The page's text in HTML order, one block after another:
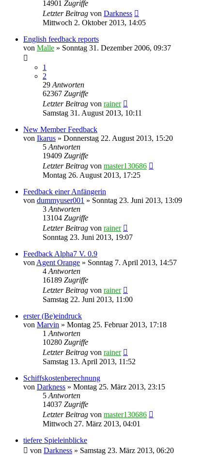
14901 Zugriffe
Letzter Beitrag von Darkness
Mittwoch 2. Oktober 2013, 14:05
English feedback reports
von Malle » Sonntag 31. Dezember 2006, 09:37
1
2
29 Antworten
62367 Zugriffe
Letzter Beitrag von rainer
Samstag 31. August 2013, 10:11
New Member Feedback
von Ikarus » Donnerstag 22. August 2013, 15:20
5 Antworten
19409 Zugriffe
Letzter Beitrag von master130686
Montag 26. August 2013, 17:25
Feedback einer Anfängerin
von dummyuser001 » Sonntag 23. Juni 2013, 13:09
3 Antworten
13104 Zugriffe
Letzter Beitrag von rainer
Sonntag 23. Juni 2013, 19:07
Feedback Alpha7 V. 0.9
von Agent Orange » Sonntag 7. April 2013, 14:57
4 Antworten
16189 Zugriffe
Letzter Beitrag von rainer
Samstag 22. Juni 2013, 11:00
erster (Be)eindruck
von Marvin » Montag 25. Februar 2013, 17:18
1 Antworten
10280 Zugriffe
Letzter Beitrag von rainer
Samstag 13. April 2013, 11:52
Schiffskostenberechnung
von Darkness » Montag 25. März 2013, 23:15
5 Antworten
14037 Zugriffe
Letzter Beitrag von master130686
Mittwoch 27. März 2013, 04:01
tiefere Spieleinblicke
von Darkness » Samstag 23. März 2013, 06:20